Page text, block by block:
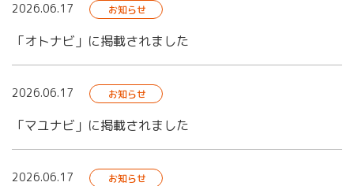
2026.06.17 お知らせ
「オトナビ」に掲載されました
2026.06.17 お知らせ
「マユナビ」に掲載されました
2026.06.17 お知らせ